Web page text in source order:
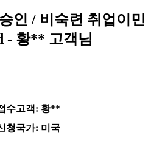
인 / 비숙련 취업이민
- 황** 고객님
수고객: 황**
청국가: 미국